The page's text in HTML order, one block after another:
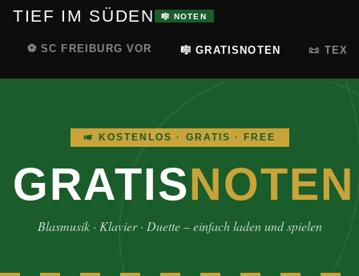
TIEF IM SÜDEN 🎼 NOTEN
⚽ SC FREIBURG VOR 🎼 GRATISNOTEN 📜
🎺 KOSTENLOS · GRATIS · FREE
GRATISNOTEN
Blasmusik · Klavier · Duette – einfach laden und spielen